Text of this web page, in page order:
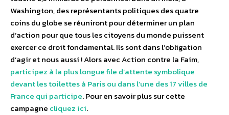
Washington, des représentants politiques des quatre
coins du globe se réuniront pour déterminer un plan
d’action pour que tous les citoyens du monde puissent
exercer ce droit fondamental. Ils sont dans l’obligation
d’agir et nous aussi ! Alors avec Action contre la Faim,
participez à la plus longue file d’attente symbolique
devant les toilettes à Paris ou dans l’une des 17 villes de
France qui participe. Pour en savoir plus sur cette
campagne cliquez ici.